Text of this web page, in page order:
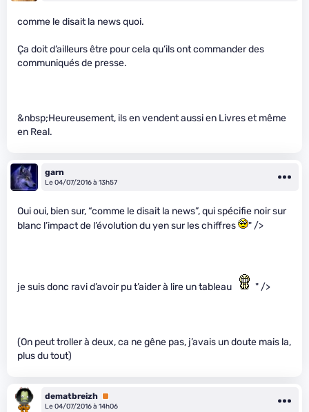
comme le disait la news quoi.
Ça doit d’ailleurs être pour cela qu’ils ont commander des
communiqués de presse.
&nbsp;Heureusement, ils en vendent aussi en Livres et même
en Real.
garn
Le 04/07/2016 à 13h57
Oui oui, bien sur, “comme le disait la news”, qui spécifie noir sur
blanc l’impact de l’évolution du yen sur les chiffres
" />
je suis donc ravi d’avoir pu t’aider à lire un tableau " />
(On peut troller à deux, ca ne gêne pas, j’avais un doute mais la,
plus du tout)
dematbreizh Premium
Le 04/07/2016 à 14h06